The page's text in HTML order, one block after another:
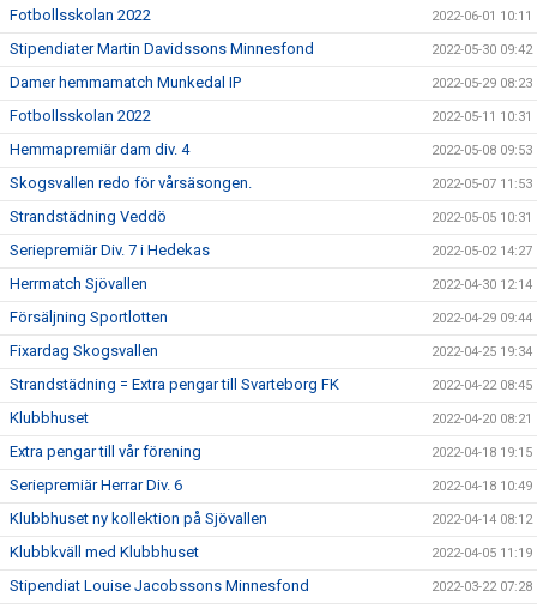
Fotbollsskolan 2022 2022-06-01 10:11
Stipendiater Martin Davidssons Minnesfond 2022-05-30 09:42
Damer hemmamatch Munkedal IP 2022-05-29 08:23
Fotbollsskolan 2022 2022-05-11 10:31
Hemmapremiär dam div. 4 2022-05-08 09:53
Skogsvallen redo för vårsäsongen. 2022-05-07 11:53
Strandstädning Veddö 2022-05-05 10:31
Seriepremiär Div. 7 i Hedekas 2022-05-02 14:27
Herrmatch Sjövallen 2022-04-30 12:14
Försäljning Sportlotten 2022-04-29 09:44
Fixardag Skogsvallen 2022-04-25 19:34
Strandstädning = Extra pengar till Svarteborg FK 2022-04-22 08:45
Klubbhuset 2022-04-20 08:21
Extra pengar till vår förening 2022-04-18 19:15
Seriepremiär Herrar Div. 6 2022-04-18 10:49
Klubbhuset ny kollektion på Sjövallen 2022-04-14 08:12
Klubbkväll med Klubbhuset 2022-04-05 11:19
Stipendiat Louise Jacobssons Minnesfond 2022-03-22 07:28